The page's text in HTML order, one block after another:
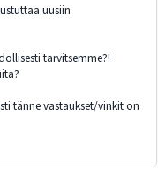
uusiin
tarvitsemme?!
tänne vastaukset/vinkit on